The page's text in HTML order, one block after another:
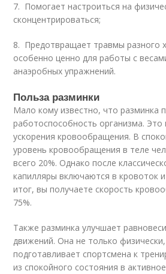
7. Помогает настроиться на
сконцентрироваться;
8. Предотвращает травмы разного
особенно ценно для работы с
анаэробных упражнений.
Польза разминки
Мало кому известно, что разминка
работоспособность организма. Это
ускорения кровообращения. В
уровень кровообращения в теле
всего 20%. Однако после
капилляры включаются в кровоток
итог, вы получаете скорость
75%.
Также разминка улучшает
движений. Она не только
подготавливает спортсмена к
из спокойного состояния в